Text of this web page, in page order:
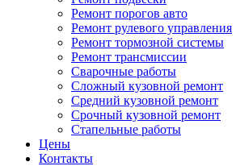
Ремонт порогов авто
Ремонт рулевого управления
Ремонт тормозной системы
Ремонт трансмиссии
Сварочные работы
Сложный кузовной ремонт
Средний кузовной ремонт
Срочный кузовной ремонт
Стапельные работы
Цены
Контакты